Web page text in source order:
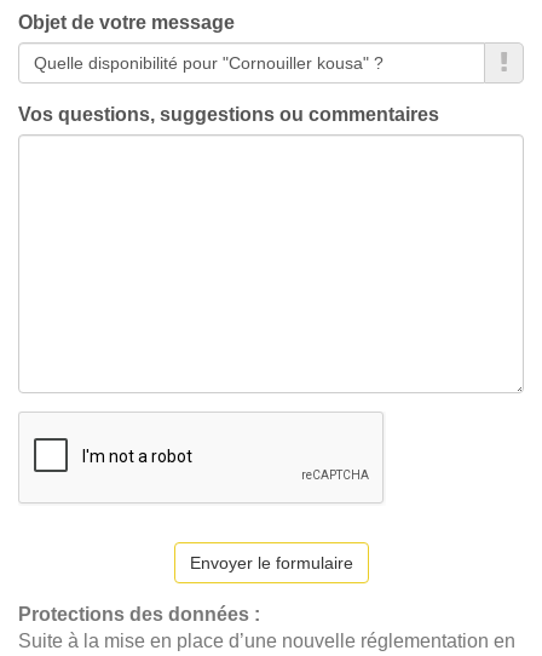
Objet de votre message
Vos questions, suggestions ou commentaires
Envoyer le formulaire
Protections des données :
Suite à la mise en place d’une nouvelle réglementation en